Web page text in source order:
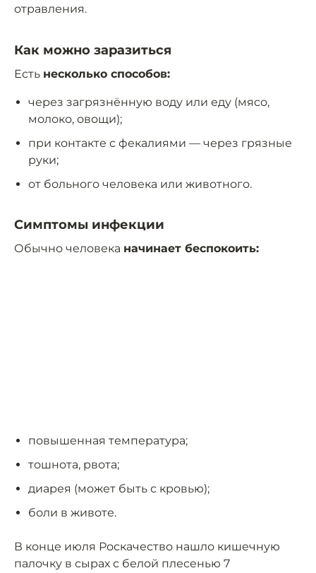
отравления.
Как можно заразиться
Есть несколько способов:
через загрязнённую воду или еду (мясо,
молоко, овощи);
при контакте с фекалиями — через грязные
руки;
от больного человека или животного.
Симптомы инфекции
Обычно человека начинает беспокоить:
повышенная температура;
тошнота, рвота;
диарея (может быть с кровью);
боли в животе.
В конце июля Роскачество нашло кишечную
палочку в сырах с белой плесенью 7